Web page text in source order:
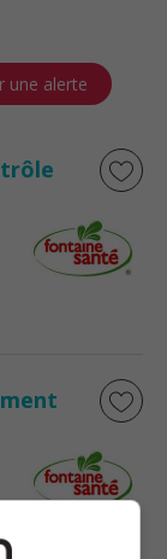
une alerte